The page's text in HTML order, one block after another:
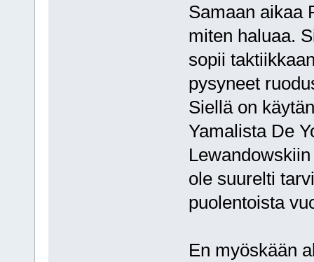
Samaan aikaa
miten haluaa.
sopii
pysyneet
Siellä on
Yamalista De
ole suurelti
puolentoista
En myöskään